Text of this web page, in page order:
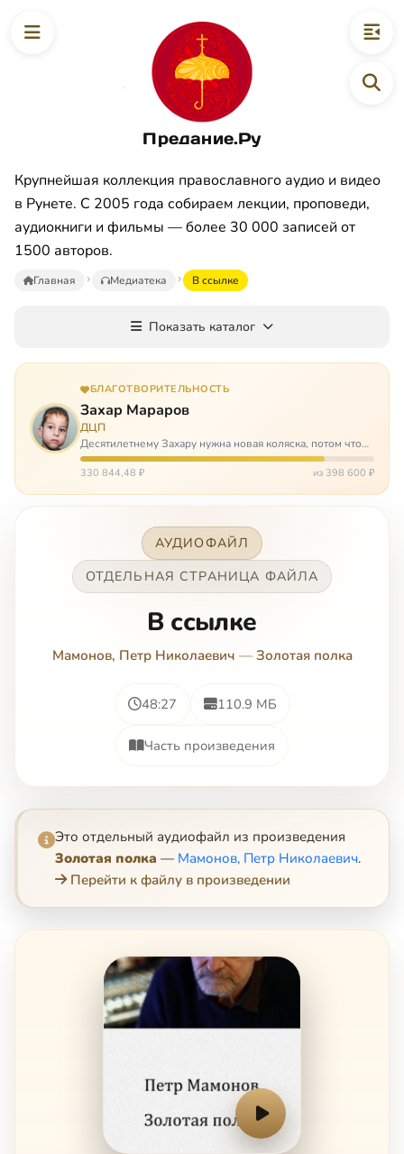
Предание.Ру
Крупнейшая коллекция православного аудио и видео
в Рунете. С 2005 года собираем лекции, проповеди,
аудиокниги и фильмы — более 30 000 записей от
1500 авторов.
Главная Медиатека В ссылке
Показать каталог
БЛАГОТВОРИТЕЛЬНОСТЬ
Захар Мараров
ДЦП
Десятилетнему Захару нужна новая коляска, потом что
старая сломалась. А без коляски он не сможет не только
просто выходить из дома, но и продолжать лечение в
330 844,48 ₽ из 398 600 ₽
АУДИОФАЙЛ
ОТДЕЛЬНАЯ СТРАНИЦА ФАЙЛА
В ссылке
Мамонов, Петр Николаевич — Золотая полка
48:27 110.9 МБ
Часть произведения
Это отдельный аудиофайл из произведения
Золотая полка — Мамонов, Петр Николаевич.
Перейти к файлу в произведении